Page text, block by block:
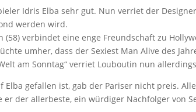
Idris Elba sehr gut. Nun verriet der
werden wird.
verbindet eine enge Freundschaft zu
umher, dass der Sexiest Man Alive des
am Sonntag“ verriet Louboutin nun
gefallen ist, gab der Pariser nicht preis.
er der allerbeste, ein würdiger Nachfolger von